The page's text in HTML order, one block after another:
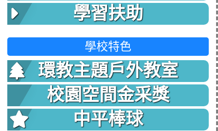
學習扶助
學校特色
環教主題戶外教室
校園空間金采獎
中平棒球